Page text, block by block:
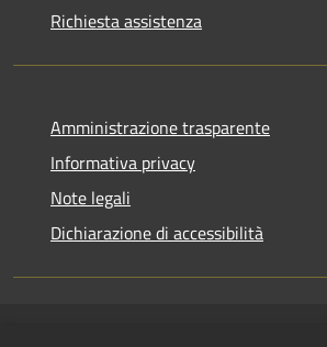
Richiesta assistenza
Amministrazione trasparente
Informativa privacy
Note legali
Dichiarazione di accessibilità